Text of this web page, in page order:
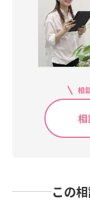
相
この